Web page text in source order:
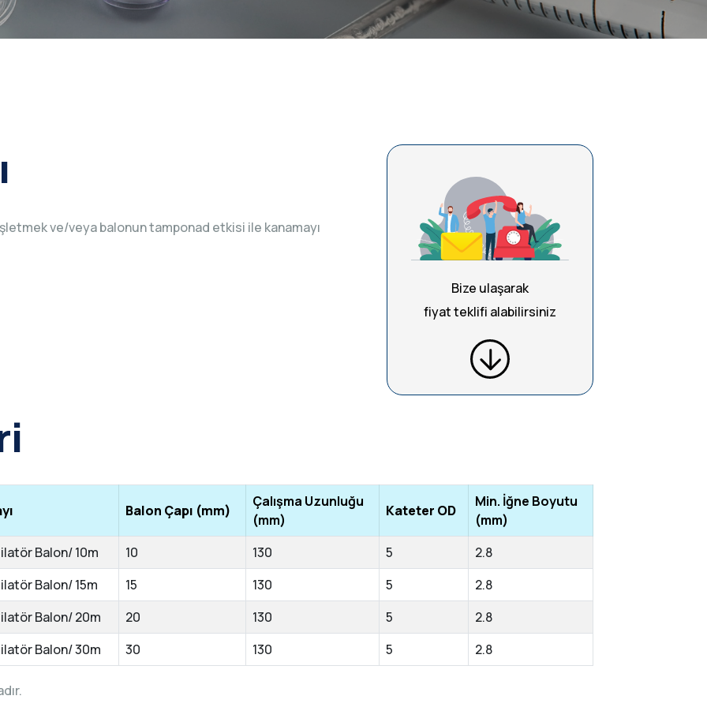
Bize ulaşarak
fiyat teklifi alabilirsiniz
ve/veya balonun tamponad etkisi ile kanamayı
Balon Çapı (mm)
Çalışma Uzunluğu
(mm)
Kateter OD
Min. İğne Boyutu
(mm)
Balon/ 10m
10 130 5
2.8
Balon/ 15m
15 130 5
2.8
Balon/ 20m
20 130 5
2.8
Balon/ 30m
30 130 5 2.8